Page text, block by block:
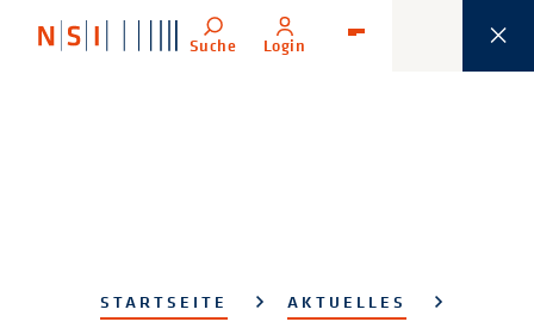
Suche Login
STARTSEITE AKTUELLES